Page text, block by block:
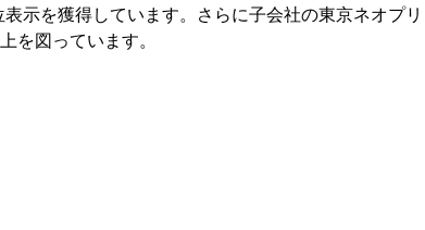
示を獲得しています。さらに子会社の東京ネオプ
を図っています。